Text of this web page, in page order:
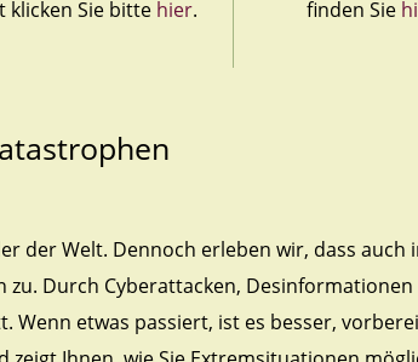
klicken Sie bitte hier.
finden Sie
der Welt. Dennoch erleben wir, dass
Durch Cyberattacken,
etwas passiert, ist es besser,